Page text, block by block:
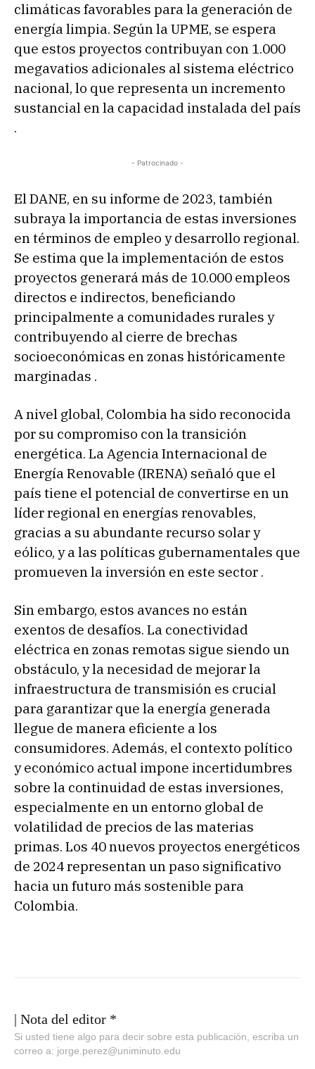
climáticas favorables para la generación de
energía limpia. Según la UPME, se espera
que estos proyectos contribuyan con 1.000
megavatios adicionales al sistema eléctrico
nacional, lo que representa un incremento
sustancial en la capacidad instalada del país
.
- Patrocinado -
El DANE, en su informe de 2023, también
subraya la importancia de estas inversiones
en términos de empleo y desarrollo regional.
Se estima que la implementación de estos
proyectos generará más de 10.000 empleos
directos e indirectos, beneficiando
principalmente a comunidades rurales y
contribuyendo al cierre de brechas
socioeconómicas en zonas históricamente
marginadas .
A nivel global, Colombia ha sido reconocida
por su compromiso con la transición
energética. La Agencia Internacional de
Energía Renovable (IRENA) señaló que el
país tiene el potencial de convertirse en un
líder regional en energías renovables,
gracias a su abundante recurso solar y
eólico, y a las políticas gubernamentales que
promueven la inversión en este sector .
Sin embargo, estos avances no están
exentos de desafíos. La conectividad
eléctrica en zonas remotas sigue siendo un
obstáculo, y la necesidad de mejorar la
infraestructura de transmisión es crucial
para garantizar que la energía generada
llegue de manera eficiente a los
consumidores. Además, el contexto político
y económico actual impone incertidumbres
sobre la continuidad de estas inversiones,
especialmente en un entorno global de
volatilidad de precios de las materias
primas. Los 40 nuevos proyectos energéticos
de 2024 representan un paso significativo
hacia un futuro más sostenible para
Colombia.
| Nota del editor *
Si usted tiene algo para decir sobre esta publicación, escriba un
correo a: jorge.perez@uniminuto.edu